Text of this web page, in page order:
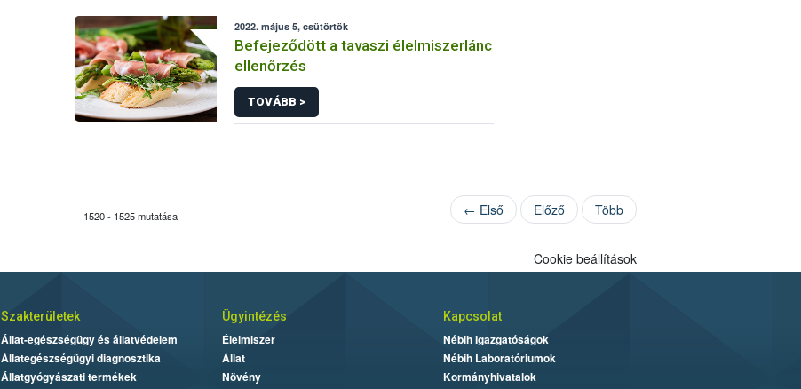
2022. május 5, csütörtök
Befejeződött a tavaszi élelmiszerlánc
ellenőrzés
TOVÁBB >
1520 - 1525 mutatása ← Első Előző Több
Cookie beállítások
Szakterületek
Állat-egészségügy és állatvédelem
Állategészségügyi diagnosztika
Állatgyógyászati termékek
Ügyintézés
Élelmiszer
Állat
Növény
Kapcsolat
Nébih Igazgatóságok
Nébih Laboratóriumok
Kormányhivatalok